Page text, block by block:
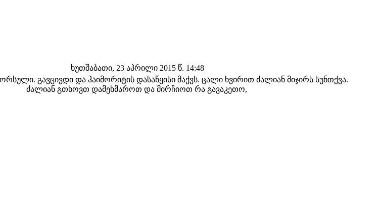
ხუთშაბათი, 23 აპრილი 2015 წ. 14:48
გავცივდი და ჰაიმორიტის დასაწყისი მაქვს. ცალი ხვირით ძალიან მიჯირს სუნთქვა.
ძალიან გთხოვთ დამეხმაროთ და მირჩიოთ რა გავაკეთო,